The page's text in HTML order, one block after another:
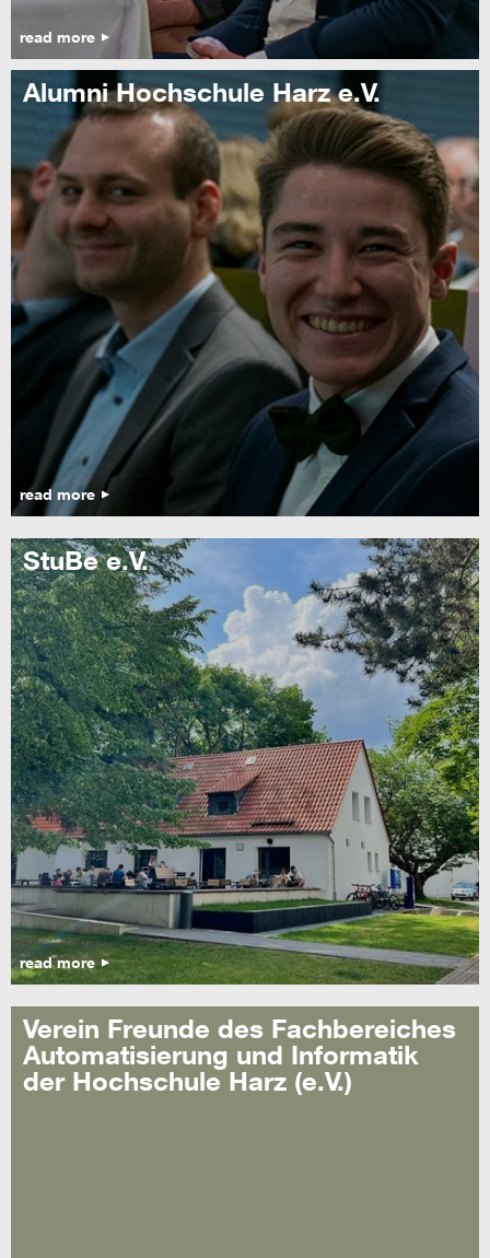
read more
Alumni Hochschule Harz e.V.
read more
StuBe e.V.
read more
Verein Freunde des Fachbereiches
Automatisierung und Informatik
der Hochschule Harz (e.V.)